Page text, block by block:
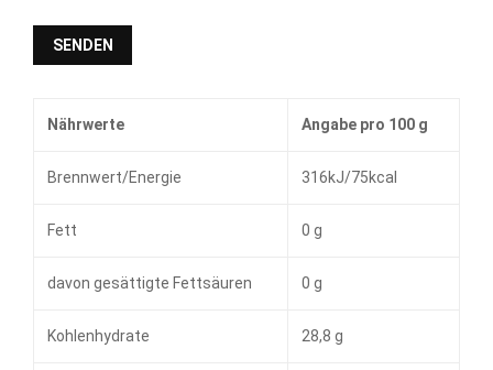
Nährwerte Angabe pro 100 g
Brennwert/Energie 316kJ/75kcal
Fett 0 g
davon gesättigte Fettsäuren 0 g
Kohlenhydrate 28,8 g